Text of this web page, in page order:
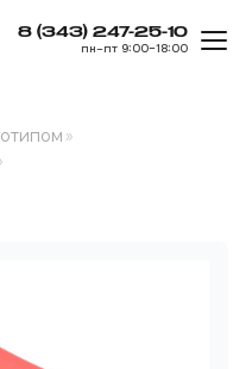
8 (343) 247-25-10
пн–пт 9:00–18:00
»